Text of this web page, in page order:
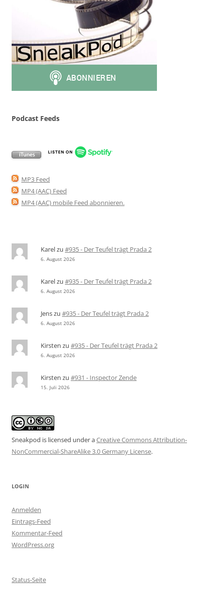
Podcast Feeds
MP3 Feed
MP4 (AAC) Feed
MP4 (AAC) mobile Feed abonnieren.
Karelzu #935 - Der Teufel trägt Prada 2
6. August 2026
Karelzu #935 - Der Teufel trägt Prada 2
6. August 2026
Jenszu #935 - Der Teufel trägt Prada 2
6. August 2026
Kirsten zu #935 - Der Teufel trägt Prada 2
6. August 2026
Kirsten zu #931 - Inspector Zende
15. Juli 2026
Sneakpod is licensed under aCreative Commons Attribution-
NonCommercial-ShareAlike 3.0 Germany License.
LOGIN
Anmelden
Eintrags-Feed
Kommentar-Feed
WordPress.org
Status-Seite